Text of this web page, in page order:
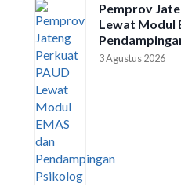
Pemprov
Lewat Modul
3 Agustus 2026